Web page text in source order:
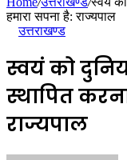
हमारा सपना है: राज्यपाल
उत्तराखण्ड
स्वयं को
स्थापित
राज्यपाल